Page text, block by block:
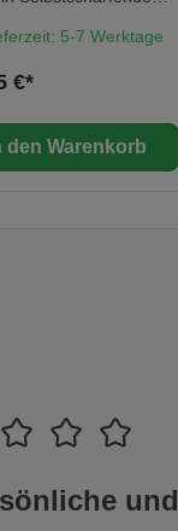
für größeren
bleibt länger
Made in Germany
Daten Breite: 40
5-7 Werktage
€*
den Warenkorb
und